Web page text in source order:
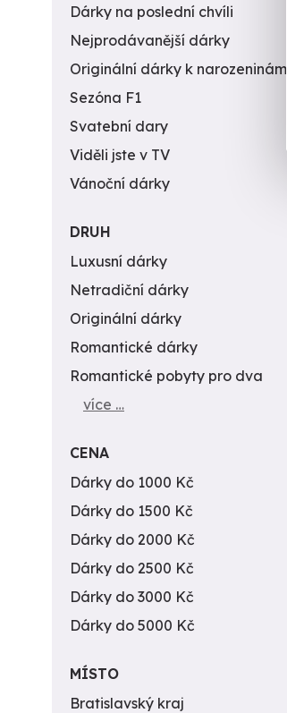
Dárky na poslední chvíli
Nejprodávanější dárky
Originální dárky k narozeninám
Sezóna F1
Svatební dary
Viděli jste v TV
Vánoční dárky
DRUH
Luxusní dárky
Netradiční dárky
Originální dárky
Romantické dárky
Romantické pobyty pro dva
více …
CENA
Dárky do 1000 Kč
Dárky do 1500 Kč
Dárky do 2000 Kč
Dárky do 2500 Kč
Dárky do 3000 Kč
Dárky do 5000 Kč
MÍSTO
Bratislavský kraj